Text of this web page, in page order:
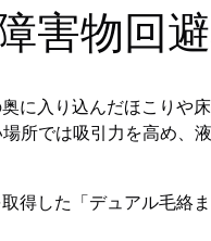
害物回
入り込んだほこりや
所では吸引力を高め、
得した「デュアル毛絡